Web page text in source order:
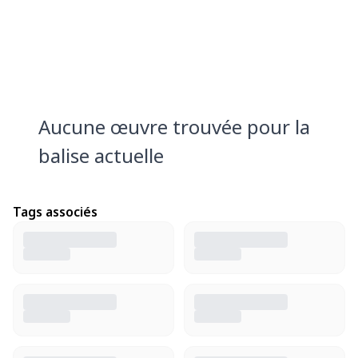
Aucune œuvre trouvée pour la
balise actuelle
Tags associés